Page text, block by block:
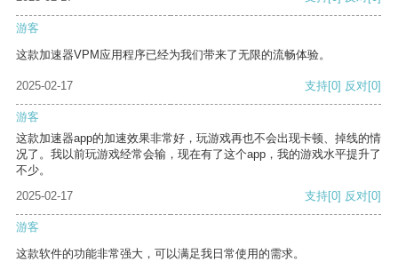
游客
这款加速器VPM应用程序已经为我们带来了无限的流畅体验。
2025-02-17 支持[0] 反对[0]
游客
这款加速器app的加速效果非常好，玩游戏再也不会出现卡顿、掉线的情
况了。我以前玩游戏经常会输，现在有了这个app，我的游戏水平提升了
不少。
2025-02-17
支持[0] 反对[0]
游客
这款软件的功能非常强大，可以满足我日常使用的需求。